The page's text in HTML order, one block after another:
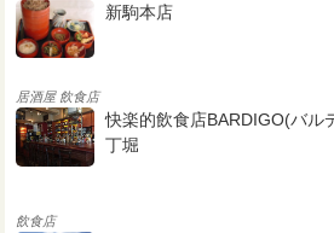
新駒本店
居酒屋 飲食店
快楽的飲食店BARDIGO(バル
丁堀
飲食店